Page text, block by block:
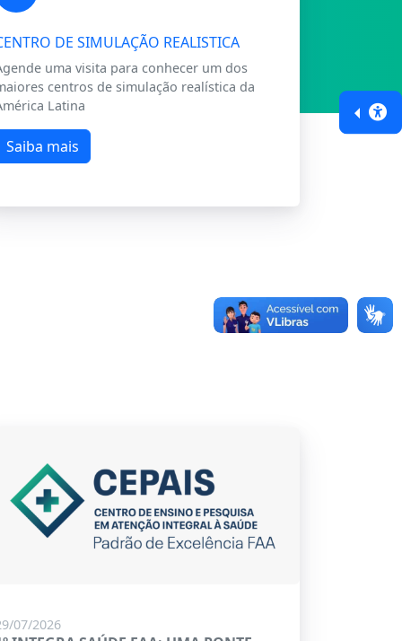
DE SIMULAÇÃO REALISTICA
uma visita para conhecer um dos
centros de simulação realística da
Latina
Saiba mais
07/2026